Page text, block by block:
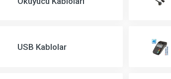
USB Kablolar